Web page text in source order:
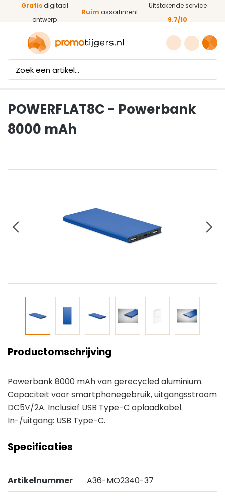
Ga naar de hoofdinhoud
Gratisdigitaal
ontwerp
Ruim assortiment
Uitstekende service
9.7/10
POWERFLAT8C - Powerbank
8000 mAh
Productomschrijving
Powerbank 8000 mAh van gerecycled aluminium.
Capaciteit voor smartphonegebruik, uitgangsstroom
DC5V/2A. Inclusief USB Type-C oplaadkabel.
In-/uitgang: USB Type-C.
Specificaties
Artikelnummer
A36-MO2340-37